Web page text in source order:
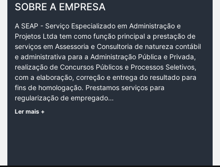
SOBRE A EMPRESA
A SEAP - Serviço Especializado em Administração e
Projetos Ltda tem como função principal a prestação de
serviços em Assessoria e Consultoria de natureza contábil
e administrativa para a Administração Pública e Privada,
realização de Concursos Públicos e Processos Seletivos,
com a elaboração, correção e entrega do resultado para
fins de homologação. Prestamos serviços para
regularização de empregado…
Ler mais +